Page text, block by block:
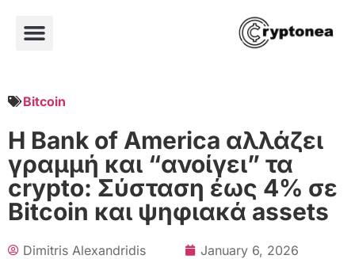
Bitcoin
Η Bank of America αλλάζει
γραμμή και “ανοίγει” τα
crypto: Σύσταση έως 4% σε
Bitcoin και ψηφιακά assets
Dimitris Alexandridis
January 6, 2026